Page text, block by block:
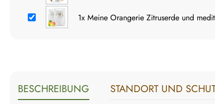
1x Meine Orangerie Zitruserde und
BESCHREIBUNG STANDORT UND